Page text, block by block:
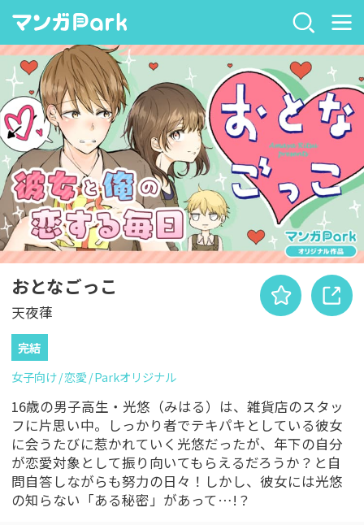
おとなごっこ
天夜葎
完結
女子向け 恋愛 Parkオリジナル
16歳の男子高生・光悠（みはる）は、雑貨店のスタッ
フに片思い中。しっかり者でテキパキとしている彼女
に会うたびに惹かれていく光悠だったが、年下の自分
が恋愛対象として振り向いてもらえるだろうか？と自
問自答しながらも努力の日々！しかし、彼女には光悠
の知らない「ある秘密」があって…!？